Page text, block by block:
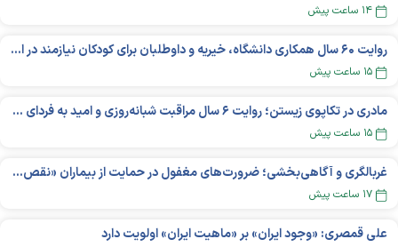
۱۴ ساعت پیش
روایت ۶۰ سال همکاری دانشگاه، خیریه و داوطلبان برای کودکان نیازمند در استرالیا
۱۵ ساعت پیش
مادری در تکاپوی زیستن؛ روایت ۶ سال مراقبت شبانه‌روزی و امید به فردای «نورا»
۱۵ ساعت پیش
غربالگری و آگاهی‌بخشی؛ ضرورت‌های مغفول در حمایت از بیماران «نقص ایمنی اولیه»
۱۷ ساعت پیش
علی قمصری: «وجود ایران» بر «ماهیت ایران» اولویت دارد